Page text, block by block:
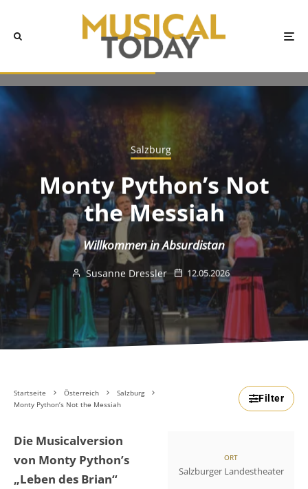
Salzburg
Monty Python’s Not
the Messiah
Willkommen in Absurdistan
Susanne Dressler 12.05.2026
Startseite Österreich
Salzburg
Monty Python’s Not the Messiah
Filter
ORT
Salzburger Landestheater
Die Musicalversion
von Monty Python’s
„Leben des Brian“